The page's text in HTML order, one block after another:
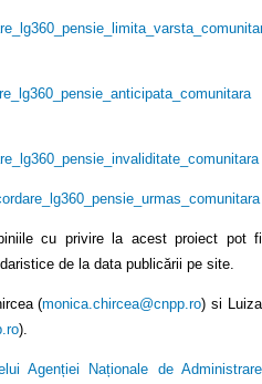
cu privire la acest proiect pot fi
de la data publicării pe site.
(monica.chircea@cnpp.ro) si Luiza
).
Agenției Naționale de Administrare